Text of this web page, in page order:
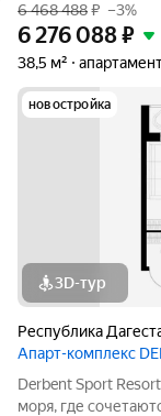
6 468 488₽ –3%
6 276 088₽
38,5 м²
новостройка
3D-тур
Республика
Апарт-комплекс
Derbent Sport Resort недвижимость на берегу Каспийского
моря, где